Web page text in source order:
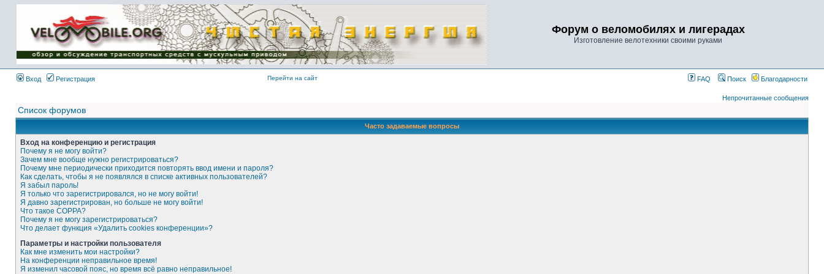
Имя пользователя:
Пароль:
{ LOG_ME_IN_SHORT
}
Форум о веломобилях и лигерадах
Изготовление велотехники своими руками
Вход Регистрация Перейти на сайт FAQ Поиск Благодарности
Непрочитанные сообщения
Список форумов
Часто задаваемые вопросы
Вход на конференцию и регистрация
Почему я не могу войти?
Зачем мне вообще нужно регистрироваться?
Почему мне периодически приходится повторять ввод имени и пароля?
Как сделать, чтобы я не появлялся в списке активных пользователей?
Я забыл пароль!
Я только что зарегистрировался, но не могу войти!
Я давно зарегистрирован, но больше не могу войти!
Что такое COPPA?
Почему я не могу зарегистрироваться?
Что делает функция «Удалить cookies конференции»?
Параметры и настройки пользователя
Как мне изменить мои настройки?
На конференции неправильное время!
Я изменил часовой пояс, но время всё равно неправильное!